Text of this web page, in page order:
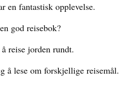
en fantastisk opplevelse.
god reisebok?
reise jorden rundt.
å lese om forskjellige reisemål.